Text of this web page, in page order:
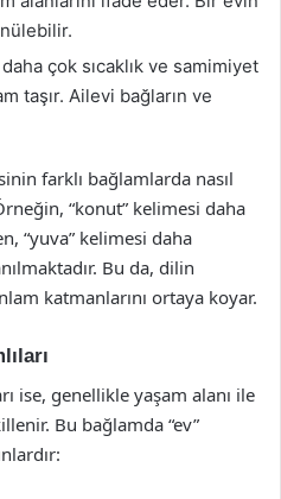
çok sıcaklık ve samimiyet
taşır. Ailevi bağların ve
farklı bağlamlarda nasıl
“konut” kelimesi daha
“yuva” kelimesi daha
Bu da, dilin
katmanlarını ortaya koyar.
ise, genellikle yaşam alanı ile
Bu bağlamda “ev”